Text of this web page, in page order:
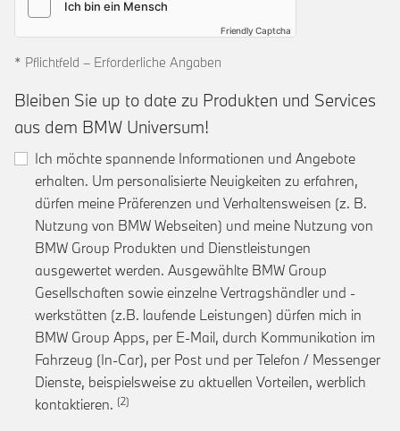
Friendly Captcha
* Pflichtfeld – Erforderliche Angaben
Bleiben Sie up to date zu Produkten und Services
aus dem BMW Universum!
Ich möchte spannende Informationen und Angebote
erhalten. Um personalisierte Neuigkeiten zu erfahren,
dürfen meine Präferenzen und Verhaltensweisen (z. B.
Nutzung von BMW Webseiten) und meine Nutzung von
BMW Group Produkten und Dienstleistungen
ausgewertet werden. Ausgewählte BMW Group
Gesellschaften sowie einzelne Vertragshändler und -
werkstätten (z.B. laufende Leistungen) dürfen mich in
BMW Group Apps, per E-Mail, durch Kommunikation im
Fahrzeug (In-Car), per Post und per Telefon / Messenger
Dienste, beispielsweise zu aktuellen Vorteilen, werblich
kontaktieren. Link zur Fußnote: Einwilligung zur